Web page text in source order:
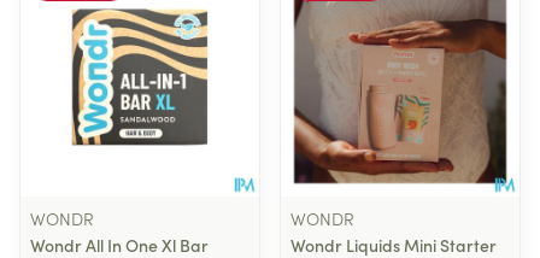
WONDR
Wondr All In One Xl Bar
WONDR
Wondr Liquids Mini Starter